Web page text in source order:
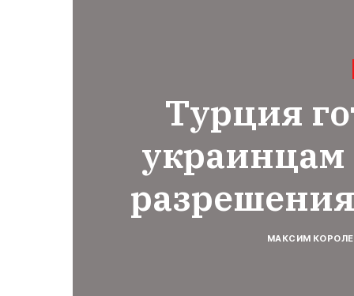
Турция
украинцам
МАКСИМ